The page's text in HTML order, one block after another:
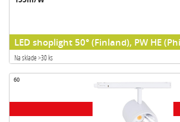
LED shoplight 50° (Finland), PW HE
Na sklade >30 ks
60